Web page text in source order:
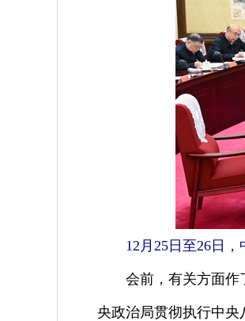
12月25日至26日
会前，有关方面作了
央政治局贯彻执行中央